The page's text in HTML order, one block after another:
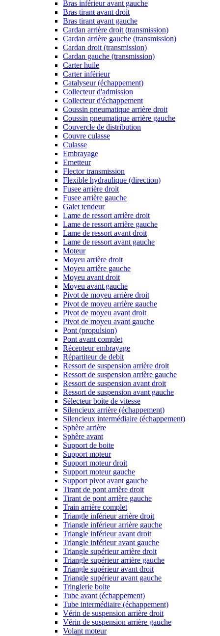
Bras inférieur avant gauche
Bras tirant avant droit
Bras tirant avant gauche
Cardan arrière droit (transmission)
Cardan arrière gauche (transmission)
Cardan droit (transmission)
Cardan gauche (transmission)
Carter huile
Carter inférieur
Catalyseur (échappement)
Collecteur d'admission
Collecteur d'échappement
Coussin pneumatique arrière droit
Coussin pneumatique arrière gauche
Couvercle de distribution
Couvre culasse
Culasse
Embrayage
Emetteur
Flector transmission
Flexible hydraulique (direction)
Fusee arrière droit
Fusee arrière gauche
Galet tendeur
Lame de ressort arrière droit
Lame de ressort arrière gauche
Lame de ressort avant droit
Lame de ressort avant gauche
Moteur
Moyeu arrière droit
Moyeu arrière gauche
Moyeu avant droit
Moyeu avant gauche
Pivot de moyeu arrière droit
Pivot de moyeu arrière gauche
Pivot de moyeu avant droit
Pivot de moyeu avant gauche
Pont (propulsion)
Pont avant complet
Récepteur embrayage
Répartiteur de debit
Ressort de suspension arrière droit
Ressort de suspension arrière gauche
Ressort de suspension avant droit
Ressort de suspension avant gauche
Sélecteur boite de vitesse
Silencieux arrière (échappement)
Silencieux intermédiaire (échappement)
Sphère arrière
Sphère avant
Support de boite
Support moteur
Support moteur droit
Support moteur gauche
Support pivot avant gauche
Tirant de pont arrière droit
Tirant de pont arrière gauche
Train arrière complet
Triangle inférieur arrière droit
Triangle inférieur arrière gauche
Triangle inférieur avant droit
Triangle inférieur avant gauche
Triangle supérieur arrière droit
Triangle supérieur arrière gauche
Triangle supérieur avant droit
Triangle supérieur avant gauche
Tringlerie boite
Tube avant (échappement)
Tube intermédiaire (échappement)
Vérin de suspension arrière droit
Vérin de suspension arrière gauche
Volant moteur